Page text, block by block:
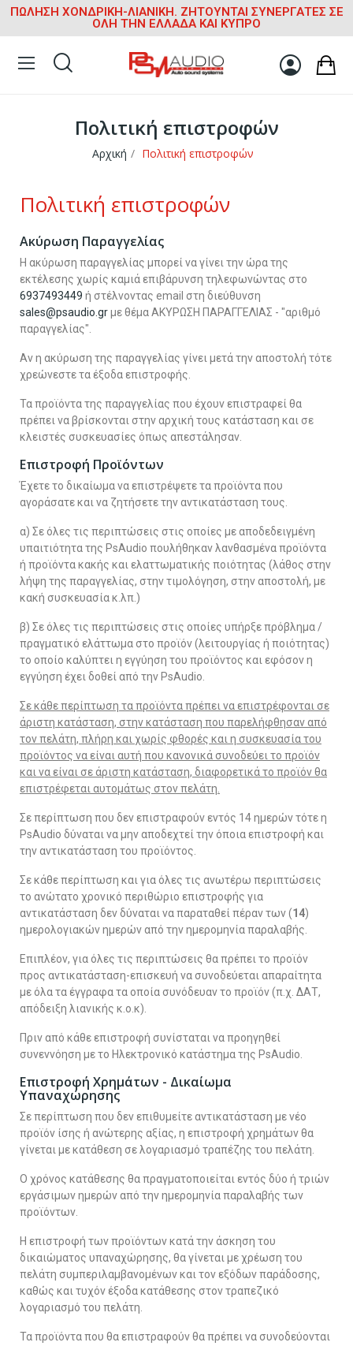
ΠΩΛΗΣΗ ΧΟΝΔΡΙΚΗ-ΛΙΑΝΙΚΗ. ΖΗΤΟΥΝΤΑΙ ΣΥΝΕΡΓΑΤΕΣ ΣΕ
ΟΛΗ ΤΗΝ ΕΛΛΑΔΑ ΚΑΙ ΚΥΠΡΟ
Πολιτική επιστροφών
Αρχική Πολιτική επιστροφών
Πολιτική επιστροφών
Ακύρωση Παραγγελίας
Η ακύρωση παραγγελίας μπορεί να γίνει την ώρα της
εκτέλεσης χωρίς καμιά επιβάρυνση τηλεφωνώντας στο
6937493449 ή στέλνοντας email στη διεύθυνση
sales@psaudio.grμε θέμαΑΚΥΡΩΣΗ ΠΑΡΑΓΓΕΛΙΑΣ - "αριθμό
παραγγελίας".
Αν η ακύρωση της παραγγελίας γίνει μετά την αποστολή τότε
χρεώνεστε τα έξοδα επιστροφής.
Τα προϊόντα της παραγγελίας που έχουν επιστραφεί θα
πρέπει να βρίσκονται στην αρχική τους κατάσταση και σε
κλειστές συσκευασίες όπως απεστάλησαν.
Επιστροφή Προϊόντων
Έχετε το δικαίωμα να επιστρέψετε τα προϊόντα που
αγοράσατε και να ζητήσετε την αντικατάσταση τους.
α) Σε όλες τις περιπτώσεις στις οποίες με αποδεδειγμένη
υπαιτιότητα της PsAudio πουλήθηκαν λανθασμένα προϊόντα
ή προϊόντα κακής και ελαττωματικής ποιότητας (λάθος στην
λήψη της παραγγελίας, στην τιμολόγηση, στην αποστολή, με
κακή συσκευασία κ.λπ.)
β) Σε όλες τις περιπτώσεις στις οποίες υπήρξε πρόβλημα /
πραγματικό ελάττωμα στο προϊόν (λειτουργίας ή ποιότητας)
το οποίο καλύπτει η εγγύηση του προϊόντος και εφόσον η
εγγύηση έχει δοθεί από την PsAudio.
Σε κάθε περίπτωση τα προϊόντα πρέπει να επιστρέφονται σε
άριστη κατάσταση, στην κατάσταση που παρελήφθησαν από
τον πελάτη, πλήρη και χωρίς φθορές και η συσκευασία του
προϊόντος να είναι αυτή που κανονικά συνοδεύει το προϊόν
και να είναι σε άριστη κατάσταση, διαφορετικά το προϊόν θα
επιστρέφεται αυτομάτως στον πελάτη.
Σε περίπτωση που δεν επιστραφούν εντός 14 ημερών τότε η
PsAudio δύναται να μην αποδεχτεί την όποια επιστροφή και
την αντικατάσταση του προϊόντος.
Σε κάθε περίπτωση και για όλες τις ανωτέρω περιπτώσεις
το ανώτατο χρονικό περιθώριο επιστροφής για
αντικατάσταση δεν δύναται να παραταθεί πέραν των (14)
ημερολογιακών ημερών από την ημερομηνία παραλαβής.
Επιπλέον, για όλες τις περιπτώσεις θα πρέπει το προϊόν
προς αντικατάσταση-επισκευή να συνοδεύεται απαραίτητα
με όλα τα έγγραφα τα οποία συνόδευαν το προϊόν (π.χ. ΔΑΤ,
απόδειξη λιανικής κ.ο.κ).
Πριν από κάθε επιστροφή συνίσταται να προηγηθεί
συνεννόηση με το Ηλεκτρονικό κατάστημα της PsAudio.
Επιστροφή Χρημάτων - Δικαίωμα
Υπαναχώρησης
Σε περίπτωση που δεν επιθυμείτε αντικατάσταση με νέο
προϊόν ίσης ή ανώτερης αξίας, η επιστροφή χρημάτων θα
γίνεται με κατάθεση σε λογαριασμό τραπέζης του πελάτη.
Ο χρόνος κατάθεσης θα πραγματοποιείται εντός δύο ή τριών
εργάσιμων ημερών από την ημερομηνία παραλαβής των
προϊόντων.
Η επιστροφή των προϊόντων κατά την άσκηση του
δικαιώματος υπαναχώρησης, θα γίνεται με χρέωση του
πελάτη συμπεριλαμβανομένων και τον εξόδων παράδοσης,
καθώς και τυχόν έξοδα κατάθεσης στον τραπεζικό
λογαριασμό του πελάτη.
Τα προϊόντα που θα επιστραφούν θα πρέπει να συνοδεύονται